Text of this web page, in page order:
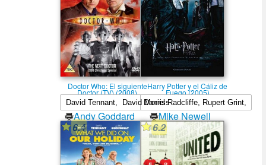
Doctor Who: El siguiente
Doctor (TV) (2008)
Andy Goddard
Harry Potter y el Cáliz de
Fuego (2005)
Mike Newell
6.4
6.2